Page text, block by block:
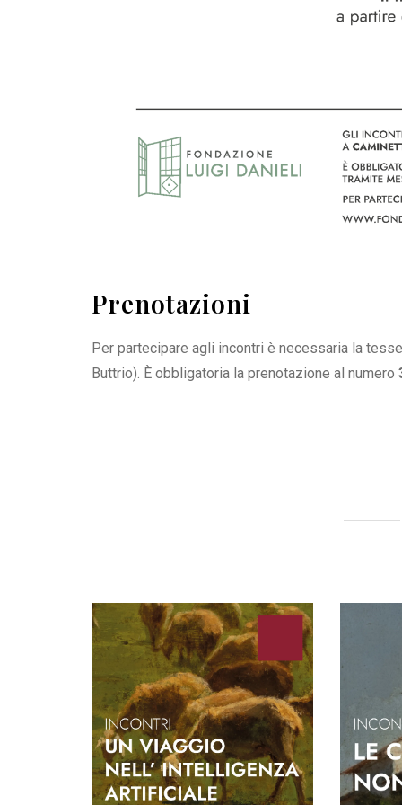
Prenotazioni
Per partecipare agli incontri è necessaria la
Buttrio). È obbligatoria la prenotazione al numero